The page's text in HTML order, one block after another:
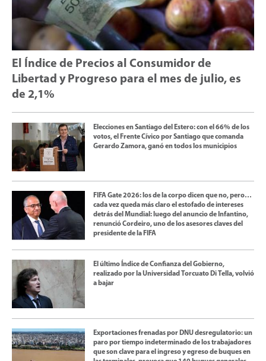
El Índice de Precios al Consumidor de
Libertad y Progreso para el mes de julio, es
de 2,1%
Elecciones en Santiago del Estero: con el 66% de los
votos, el Frente Cívico por Santiago que comanda
Gerardo Zamora, ganó en todos los municipios
FIFA Gate 2026: los de la corpo dicen que no, pero…
cada vez queda más claro el estofado de intereses
detrás del Mundial: luego del anuncio de Infantino,
renunció Cordeiro, uno de los asesores claves del
presidente de la FIFA
El último Índice de Confianza del Gobierno,
realizado por la Universidad Torcuato Di Tella, volvió
a bajar
Exportaciones frenadas por DNU desregulatorio: un
paro por tiempo indeterminado de los trabajadores
que son clave para el ingreso y egreso de buques en